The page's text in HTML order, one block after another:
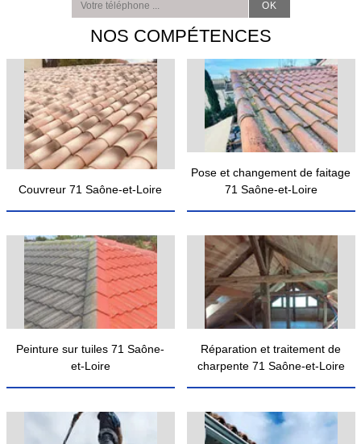
NOS COMPÉTENCES
Couvreur 71 Saône-et-Loire
Pose et changement de faitage
71 Saône-et-Loire
Peinture sur tuiles 71 Saône-
et-Loire
Réparation et traitement de
charpente 71 Saône-et-Loire